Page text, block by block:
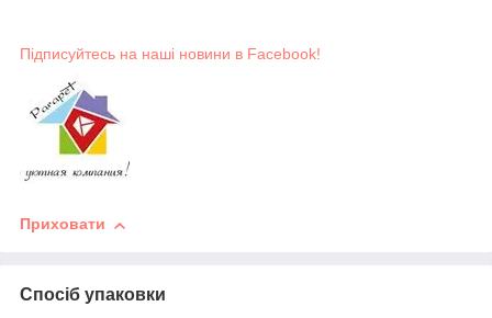
Підписуйтесь на наші новини в Facebook!
Приховати
Спосіб упаковки